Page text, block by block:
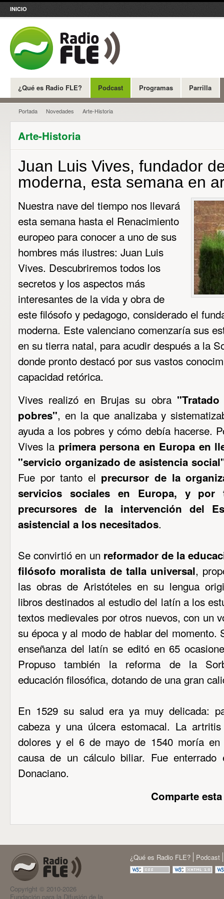
INICIO
¿Qué es Radio FLE? Podcast Programas Parrilla
Portada Novedades Arte-Historia
Arte-Historia
Juan Luis Vives, fundador
moderna, esta semana en
Nuestra nave del tiempo nos llevará
esta semana hasta el Renacimiento
europeo para conocer a uno de sus
hombres más ilustres: Juan Luis
Vives. Descubriremos todos los
secretos y los aspectos más
interesantes de la vida y obra de
este filósofo y pedagogo, considerado el
moderna. Este valenciano comenzaría sus
en su tierra natal, para acudir después a la
donde pronto destacó por sus vastos
capacidad retórica.
Vives realizó en Brujas su obra
pobres", en la que analizaba y
ayuda a los pobres y cómo debía hacerse.
Vives la primera persona en Europa en
"servicio organizado de asistencia
Fue por tanto el precursor de la
servicios sociales en Europa, y
precursores de la intervención del
asistencial a los necesitados.
Se convirtió en un reformador de la
filósofo moralista de talla universal,
las obras de Aristóteles en su lengua
libros destinados al estudio del latín a los
textos medievales por otros nuevos, con un
su época y al modo de hablar del momento.
enseñanza del latín se editó en 65
Propuso también la reforma de la
educación filosófica, dotando de una gran
En 1529 su salud era ya muy delicada:
cabeza y una úlcera estomacal. La
dolores y el 6 de mayo de 1540 moría
causa de un cálculo biliar. Fue
Donaciano.
Comparte
Copyright © 2010-2026
Fundación para la Difusión de la
¿Qué es Radio FLE? Podcast